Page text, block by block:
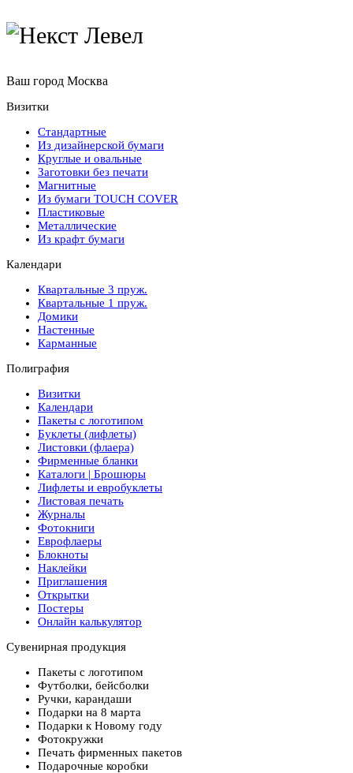
Ваш город Москва
Визитки
Стандартные
Из дизайнерской бумаги
Круглые и овальные
Заготовки без печати
Магнитные
Из бумаги TOUCH COVER
Пластиковые
Металлические
Из крафт бумаги
Календари
Квартальные 3 пруж.
Квартальные 1 пруж.
Домики
Настенные
Карманные
Полиграфия
Визитки
Календари
Пакеты с логотипом
Буклеты (лифлеты)
Листовки (флаера)
Фирменные бланки
Каталоги | Брошюры
Лифлеты и евробуклеты
Листовая печать
Журналы
Фотокниги
Еврофлаеры
Блокноты
Наклейки
Приглашения
Открытки
Постеры
Онлайн калькулятор
Сувенирная продукция
Пакеты с логотипом
Футболки, бейсболки
Ручки, карандаши
Подарки на 8 марта
Подарки к Новому году
Фотокружки
Печать фирменных пакетов
Подарочные коробки